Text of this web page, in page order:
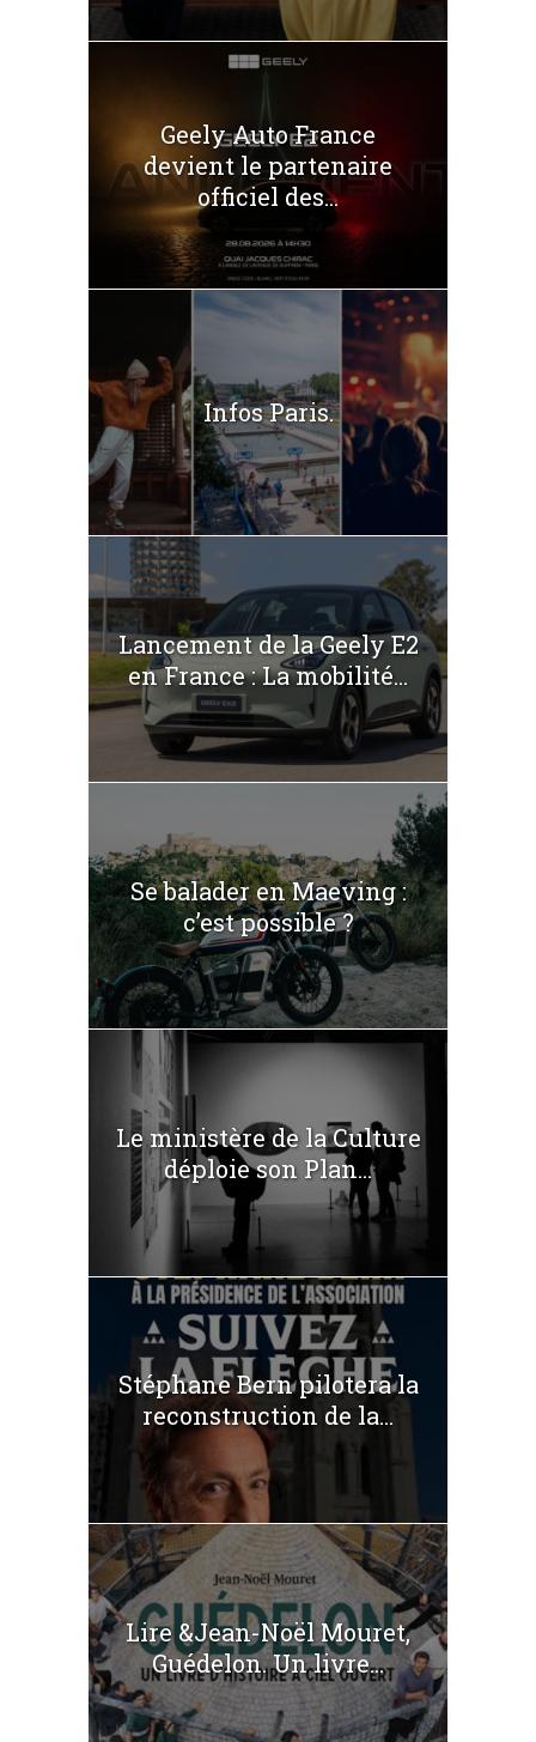
Geely Auto France
devient le partenaire
officiel des...
Infos Paris.
Lancement de la Geely E2
en France : La mobilité...
Se balader en Maeving :
c’est possible ?
Le ministère de la Culture
déploie son Plan...
Stéphane Bern pilotera la
reconstruction de la...
Lire &Jean-Noël Mouret,
Guédelon. Un livre...